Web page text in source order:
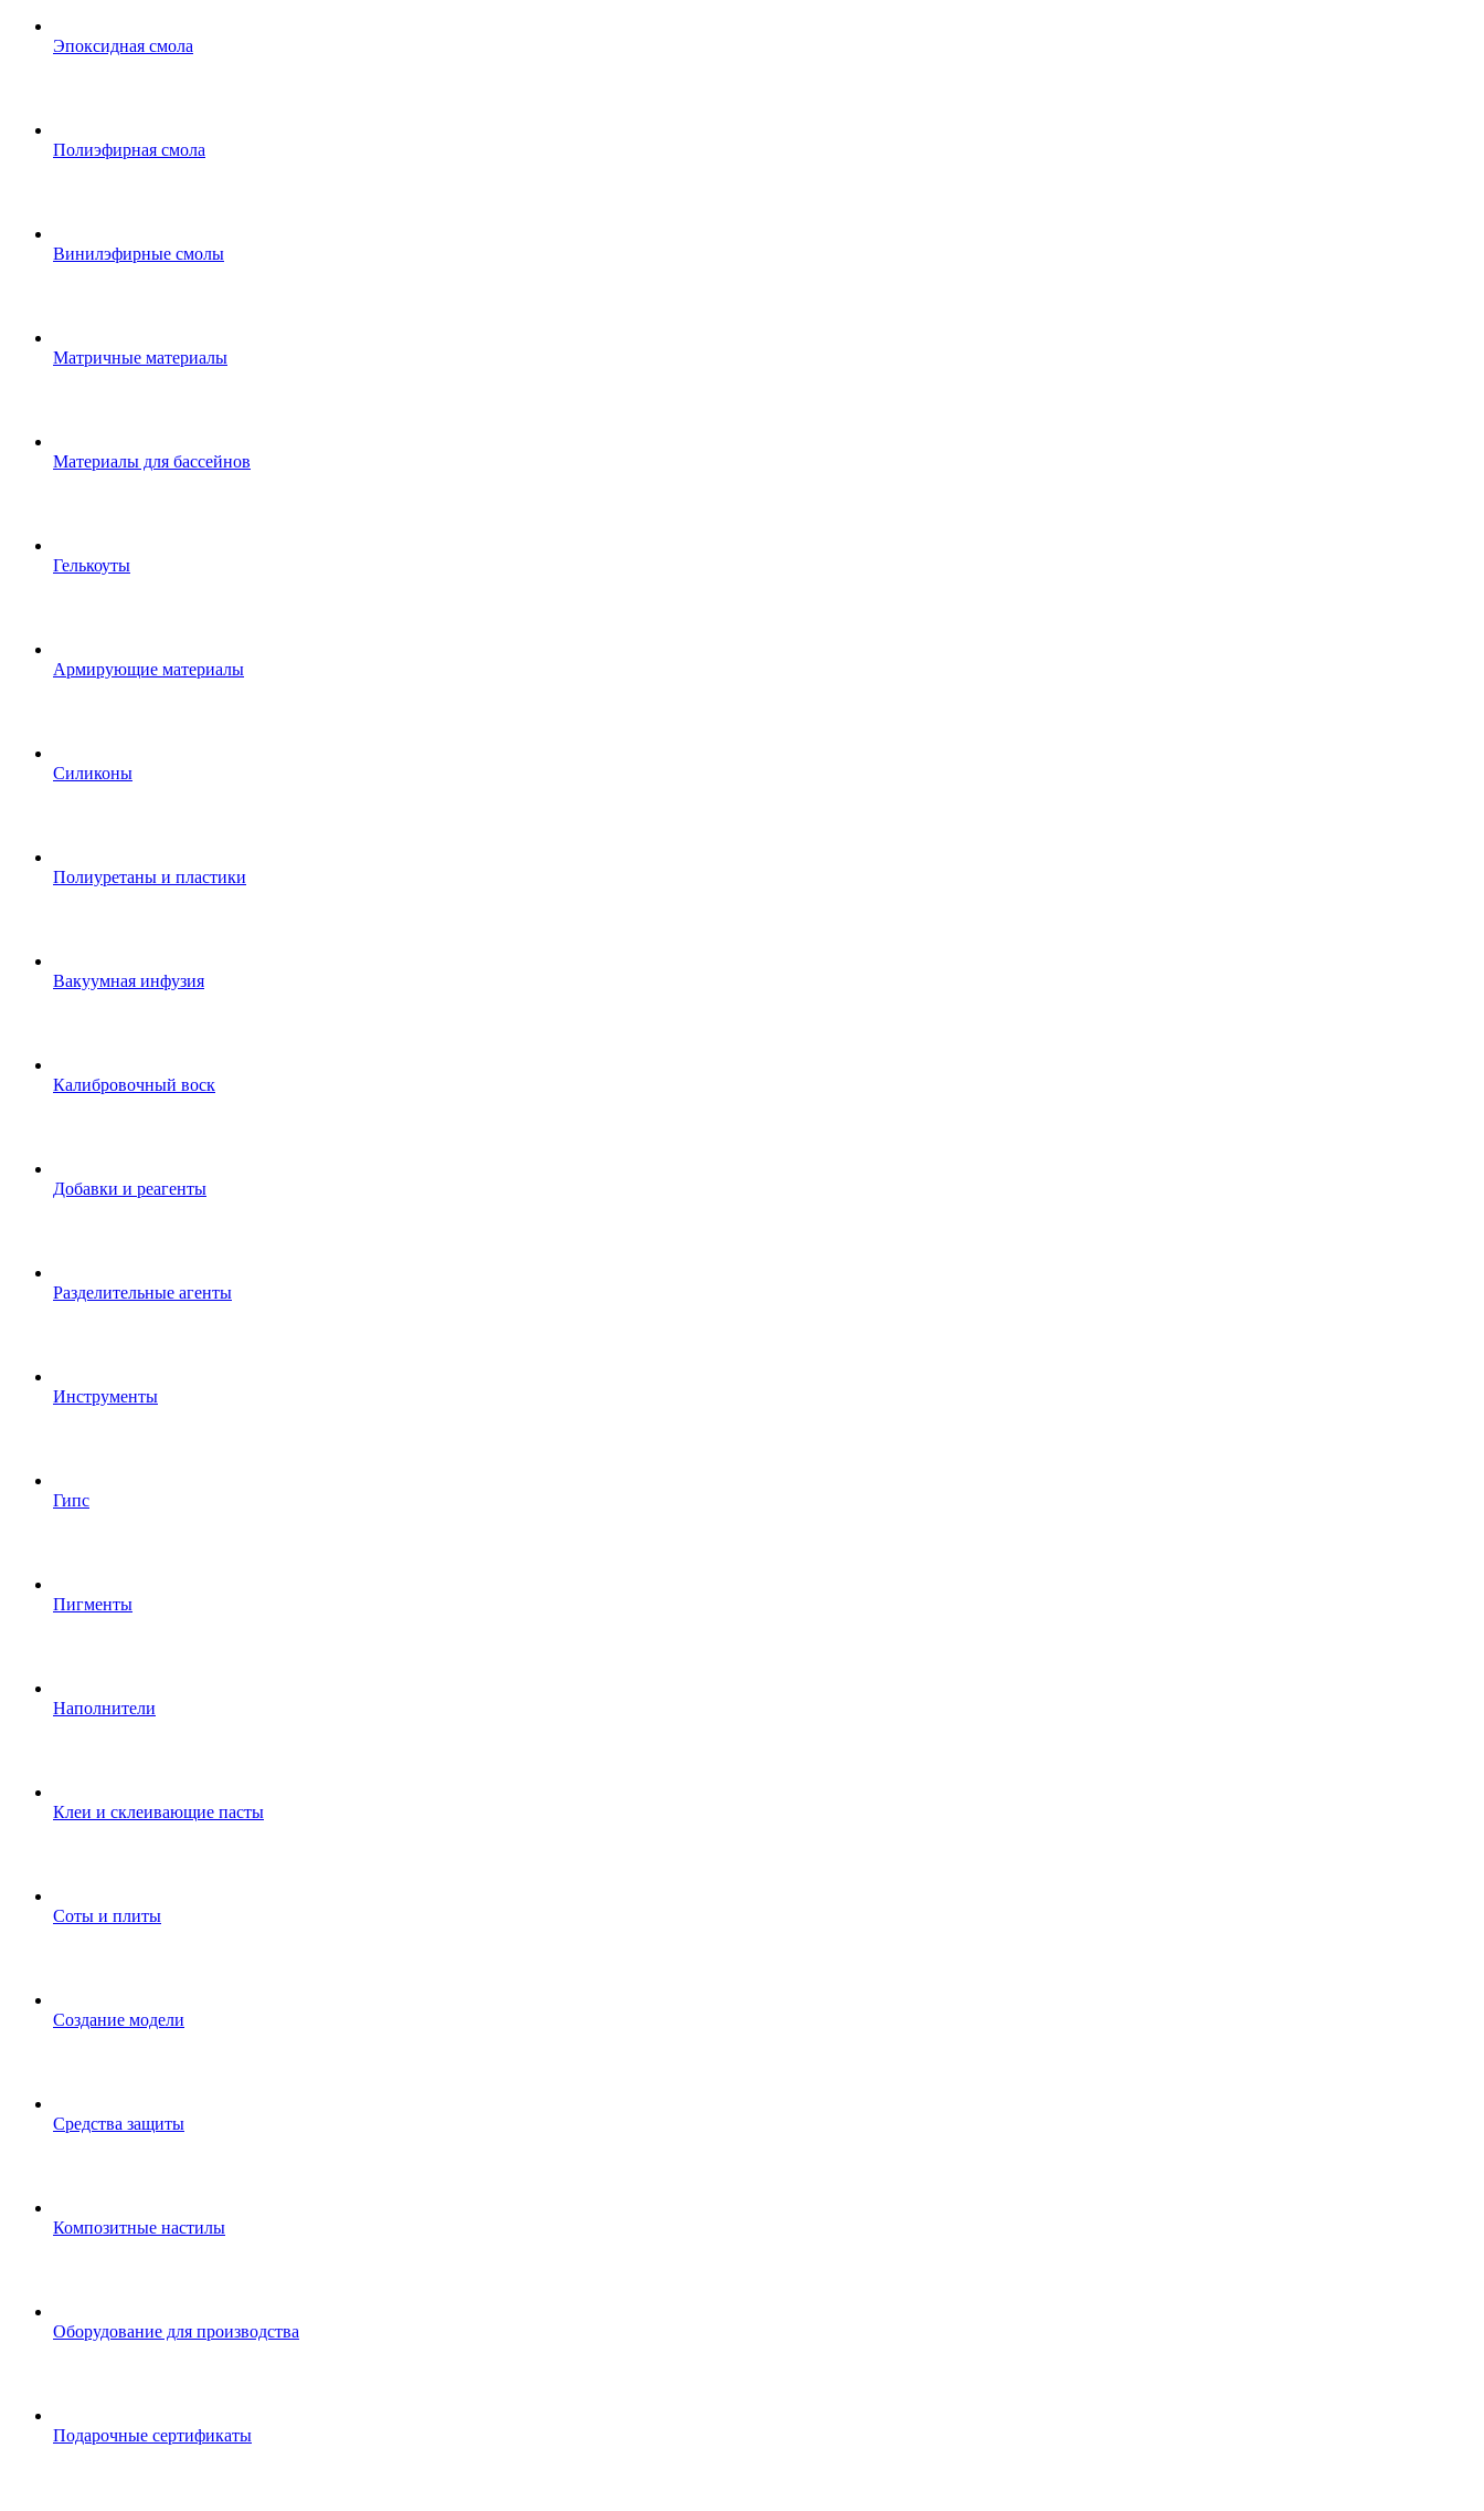
Эпоксидная смола
Полиэфирная смола
Винилэфирные смолы
Матричные материалы
Материалы для бассейнов
Гелькоуты
Армирующие материалы
Силиконы
Полиуретаны и пластики
Вакуумная инфузия
Калибровочный воск
Добавки и реагенты
Разделительные агенты
Инструменты
Гипс
Пигменты
Наполнители
Клеи и склеивающие пасты
Соты и плиты
Создание модели
Средства защиты
Композитные настилы
Оборудование для производства
Подарочные сертификаты